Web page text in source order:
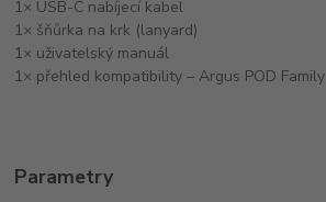
1× USB-C nabíjecí kabel
1× šňůrka na krk (lanyard)
1× uživatelský manuál
1× přehled kompatibility – Argus POD Family
Parametry